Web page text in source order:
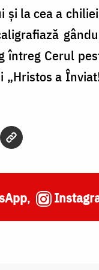
la cea a
Cerul
a
,